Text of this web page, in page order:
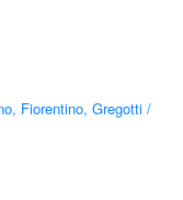
Fiorentino, Gregotti /